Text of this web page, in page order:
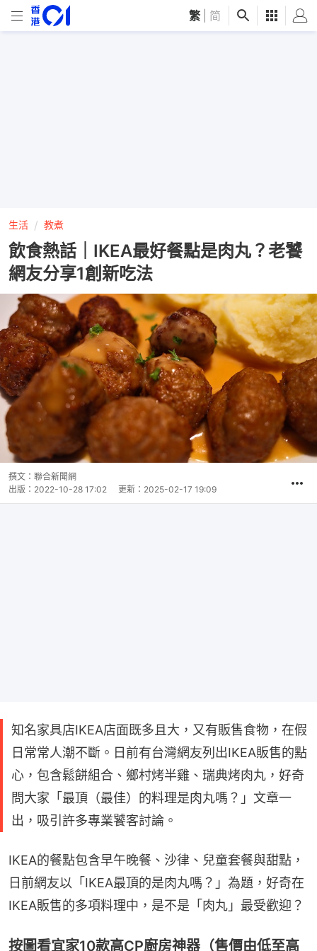
繁 简
生活 教煮
飲食熱話｜IKEA最好餐點是肉丸？老饕
網友分享1創新吃法
撰文： 聯合新聞網
出版： 2022-10-28 17:02 更新： 2025-02-17 19:09
知名家具店IKEA店面既多且大，又有販售食物，在假
日常常人潮不斷。日前有台灣網友列出IKEA販售的點
心，包含鬆餅組合、鄉村烤半雞、瑞典烤肉丸，好奇
問大家「最頂（最佳）的料理是肉丸嗎？」文章一
出，吸引許多專業饕客討論。
IKEA的餐點包含早午晚餐、沙律、兒童套餐與甜點，
日前網友以「IKEA最頂的是肉丸嗎？」為題，好奇在
IKEA販售的多項料理中，是不是「肉丸」最受歡迎？
按圖看宜家10款高CP廚房神器（售價由低至高